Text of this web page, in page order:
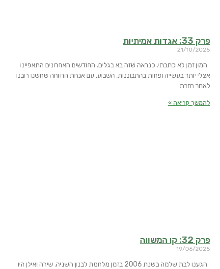
פרק 33: אגדות אמיתיות
21/10/2025
המון זמן לא כתבתי. כנראה שזה בא בגלים. החודשים האחרונים התאפיינו
אצלי יותר בעשייה ופחות בהתבוננות. השבוע, עם אנחת הרווחה שחשנו רובנו
לאחר חזרת
להמשך קריאה »
פרק 32: קו המשווה
19/06/2025
הגענו לבת שלמה בשנת 2006 בזמן מלחמת לבנון השניה. שירה ואילן היו